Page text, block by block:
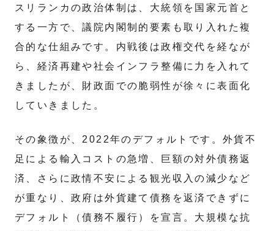
スリランカの政治体制は、大統領を国家元首と
する一方で、議院内閣制的要素も取り入れた複
合的な仕組みです。内戦後は政権交代を経なが
ら、経済再建や社会インフラ整備に力を入れて
きましたが、財政面での脆弱性が徐々に表面化
していきました。
その象徴が、2022年のデフォルトです。外貨不
足による輸入コストの急増、巨額の対外債務返
済、さらに政情不安による観光収入の減少など
が重なり、政府は外貨建て債務を返済できずに
デフォルト（債務不履行）を宣言。大規模な抗